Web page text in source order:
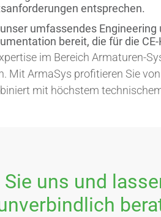
entsprechen.
umfassendes
bereit, die für die
im Bereich Armaturen-
Mit ArmaSys profitieren Sie von
mit höchstem
uns und